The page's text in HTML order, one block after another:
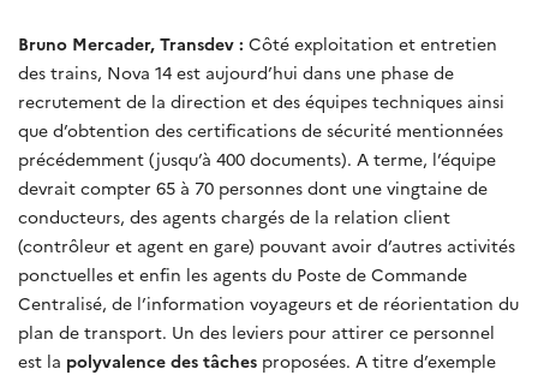
Bruno Mercader, Transdev : Côté exploitation et entretien
des trains, Nova 14 est aujourd’hui dans une phase de
recrutement de la direction et des équipes techniques ainsi
que d’obtention des certifications de sécurité mentionnées
précédemment (jusqu’à 400 documents). A terme, l’équipe
devrait compter 65 à 70 personnes dont une vingtaine de
conducteurs, des agents chargés de la relation client
(contrôleur et agent en gare) pouvant avoir d’autres activités
ponctuelles et enfin les agents du Poste de Commande
Centralisé, de l’information voyageurs et de réorientation du
plan de transport. Un des leviers pour attirer ce personnel
est la polyvalence des tâches proposées. A titre d’exemple